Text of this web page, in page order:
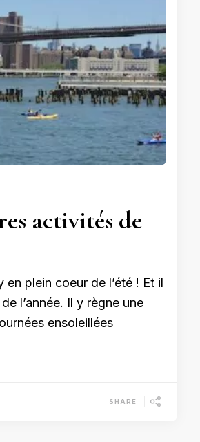
activités de
plein coeur de l’été ! Et il
l’année. Il y règne une
ensoleillées
SHARE